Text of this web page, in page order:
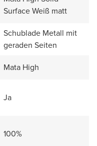
Surface Weiß matt
Schublade Metall mit
geraden Seiten
Mata High
Ja
100%